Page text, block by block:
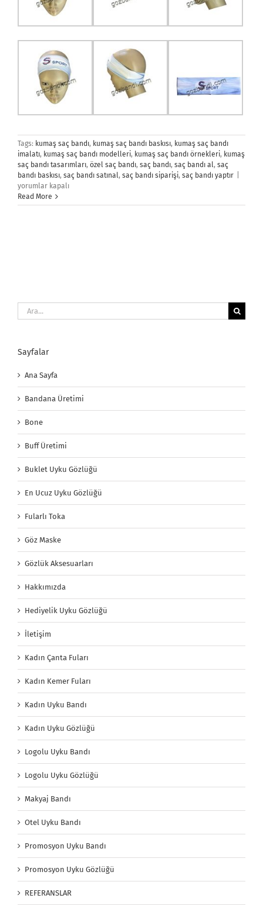
Tags: kumaş saç bandı, kumaş saç bandı baskısı, kumaş saç bandı
imalatı, kumaş saç bandı modelleri, kumaş saç bandı örnekleri, kumaş
saç bandı tasarımları, özel saç bandı, saç bandı, saç bandı al, saç
bandı baskısı, saç bandı satınal, saç bandı siparişi, saç bandı yaptır
yorumlar kapalı
Read More
Ara:
Sayfalar
Ana Sayfa
Bandana Üretimi
Bone
Buff Üretimi
Buklet Uyku Gözlüğü
En Ucuz Uyku Gözlüğü
Fularlı Toka
Göz Maske
Gözlük Aksesuarları
Hakkımızda
Hediyelik Uyku Gözlüğü
İletişim
Kadın Çanta Fuları
Kadın Kemer Fuları
Kadın Uyku Bandı
Kadın Uyku Gözlüğü
Logolu Uyku Bandı
Logolu Uyku Gözlüğü
Makyaj Bandı
Otel Uyku Bandı
Promosyon Uyku Bandı
Promosyon Uyku Gözlüğü
REFERANSLAR